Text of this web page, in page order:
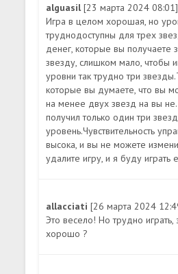
alguasil[23 марта 2024 08:01]
Игра в целом хорошая, но
труднодоступны для трех
денег, которые вы получаете
звезду, слишком мало, чтобы
уровни так трудно три
которые вы думаете, что вы
на менее двух звезд на вы
получил только один три
уровень.Чувствительность
высока, и вы не можете
удалите игру, и я буду играть
allacciati[26 марта 2024
Это весело! Но трудно
хорошо ?